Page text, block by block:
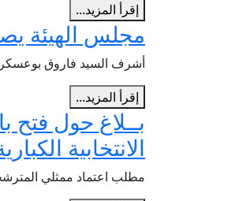
إقرأ المزيد...
مجلس الهيئة
أشرف السيد فاروق بوعسكر، رئيس الهيئة
إقرأ المزيد...
بــلاغ حول فتح
الانتخابية
مطلب اعتماد ممثلي